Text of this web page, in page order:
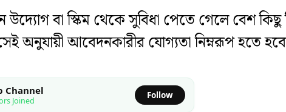
বা স্কিম থেকে সুবিধা পেতে গেলে বেশ কিছু
অনুযায়ী আবেদনকারীর যোগ্যতা নিম্নরূপ হতে
Channel
Joined
Follow